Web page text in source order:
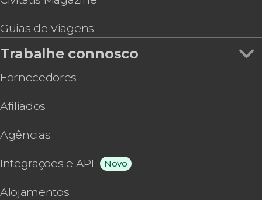
Guias de Viagens
Trabalhe connosco
Fornecedores
Afiliados
Agências
Integrações e API Novo
Alojamentos